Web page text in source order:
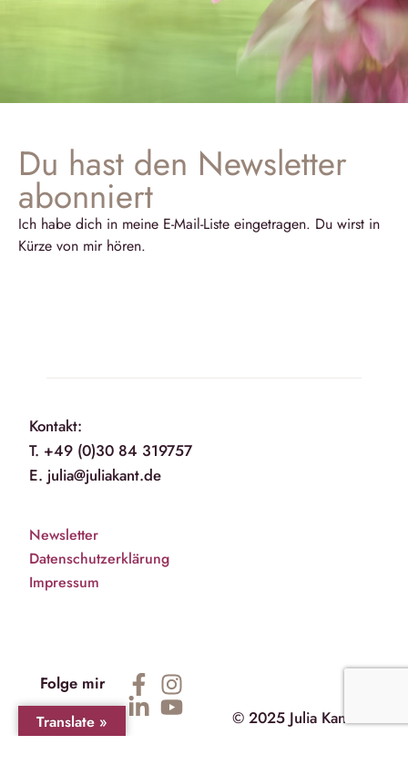
Du hast den Newsletter
abonniert
Ich habe dich in meine E-Mail-Liste eingetragen. Du wirst in
Kürze von mir hören.
Kontakt:
T. +49 (0)30 84 319757
E. julia@juliakant.de
Newsletter
Datenschutzerklärung
Impressum
Folge mir
© 2025 Julia Kant
Translate »